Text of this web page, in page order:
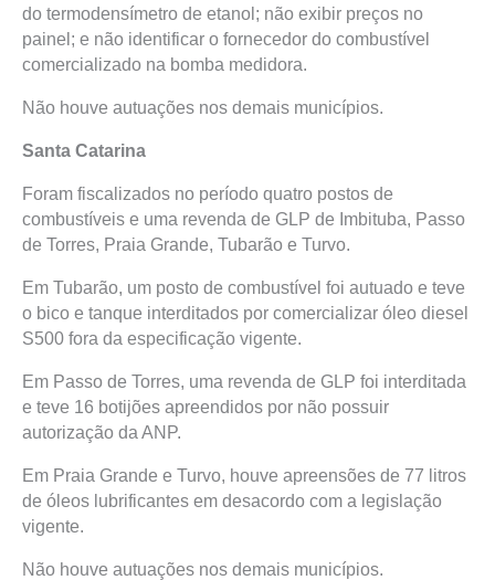
do termodensímetro de etanol; não exibir preços no
painel; e não identificar o fornecedor do combustível
comercializado na bomba medidora.
Não houve autuações nos demais municípios.
Santa Catarina
Foram fiscalizados no período quatro postos de
combustíveis e uma revenda de GLP de Imbituba, Passo
de Torres, Praia Grande, Tubarão e Turvo.
Em Tubarão, um posto de combustível foi autuado e teve
o bico e tanque interditados por comercializar óleo diesel
S500 fora da especificação vigente.
Em Passo de Torres, uma revenda de GLP foi interditada
e teve 16 botijões apreendidos por não possuir
autorização da ANP.
Em Praia Grande e Turvo, houve apreensões de 77 litros
de óleos lubrificantes em desacordo com a legislação
vigente.
Não houve autuações nos demais municípios.